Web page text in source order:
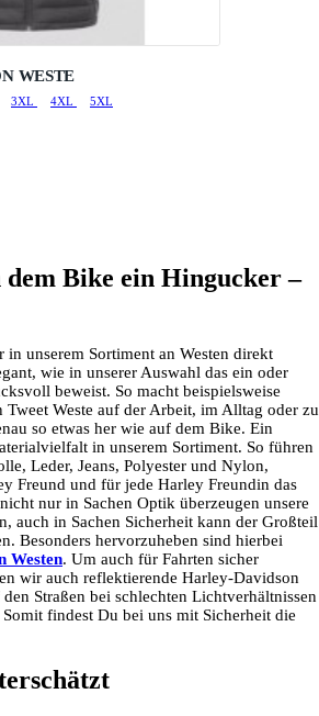
WESTE
3XL 4XL 5XL
dem Bike ein Hingucker –
in unserem Sortiment an Westen direkt
wie in unserer Auswahl das ein oder
beweist. So macht beispielsweise
Tweet Weste auf der Arbeit, im Alltag oder zu
so etwas her wie auf dem Bike. Ein
in unserem Sortiment. So führen
Leder, Jeans, Polyester und Nylon,
Freund und für jede Harley Freundin das
nur in Sachen Optik überzeugen unsere
auch in Sachen Sicherheit kann der Großteil
Besonders hervorzuheben sind hierbei
Westen. Um auch für Fahrten sicher
wir auch reflektierende Harley-Davidson
Straßen bei schlechten Lichtverhältnissen
findest Du bei uns mit Sicherheit die